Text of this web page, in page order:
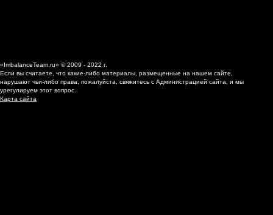
«ImbalanceTeam.ru» © 2009 - 2022 г.
Если вы считаете, что какие-либо материалы, размещенные на нашем сайте,
нарушают чьи-либо права, пожалуйста, свяжитесь с Администрацией сайта, и мы
урегулируем этот вопрос.
Карта сайта